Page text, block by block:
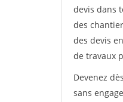
devis dans
des
des devis
de travaux
Devenez
sans